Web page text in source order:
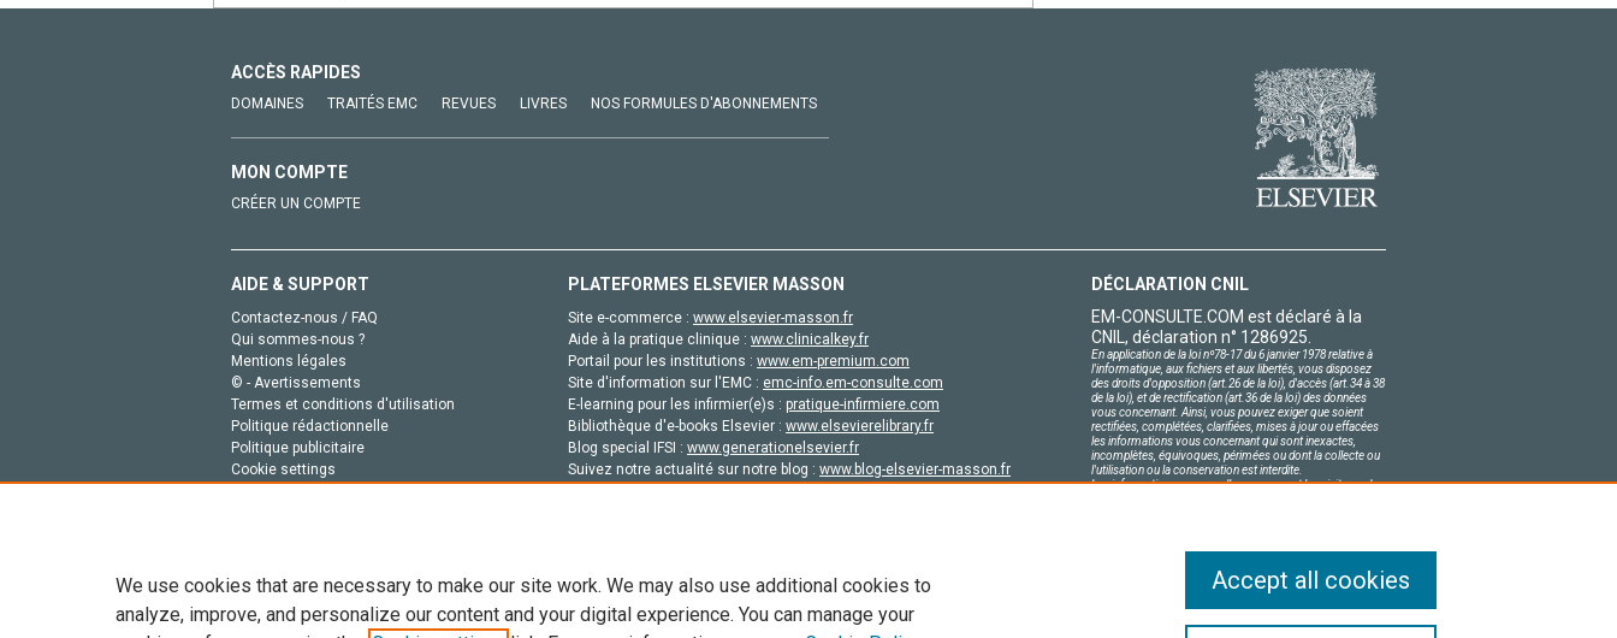
ACCÈS RAPIDES
DOMAINES TRAITÉS EMC REVUES LIVRES NOS FORMULES D'ABONNEMENTS
MON COMPTE
CRÉER UN COMPTE
AIDE & SUPPORT
Contactez-nous / FAQ
Qui sommes-nous ?
Mentions légales
© - Avertissements
Termes et conditions d'utilisation
Politique rédactionnelle
Politique publicitaire
Cookie settings
PLATEFORMES ELSEVIER MASSON
Site e-commerce : www.elsevier-masson.fr
Aide à la pratique clinique : www.clinicalkey.fr
Portail pour les institutions : www.em-premium.com
Site d'information sur l'EMC : emc-info.em-consulte.com
E-learning pour les infirmier(e)s : pratique-infirmiere.com
Bibliothèque d'e-books Elsevier : www.elsevierelibrary.fr
Blog special IFSI : www.generationelsevier.fr
Suivez notre actualité sur notre blog : www.blog-elsevier-masson.fr
DÉCLARATION CNIL
EM-CONSULTE.COM est déclaré à la
CNIL, déclaration n° 1286925.
En application de la loi nº78-17 du 6 janvier 1978 relative à
l'informatique, aux fichiers et aux libertés, vous disposez
des droits d'opposition (art.26 de la loi), d'accès (art.34 à 38
de la loi), et de rectification (art.36 de la loi) des données
vous concernant. Ainsi, vous pouvez exiger que soient
rectifiées, complétées, clarifiées, mises à jour ou effacées
les informations vous concernant qui sont inexactes,
incomplètes, équivoques, périmées ou dont la collecte ou
l'utilisation ou la conservation est interdite.
Les informations personnelles concernant les visiteurs de
We use cookies that are necessary to make our site work. We may also use additional cookies to
analyze, improve, and personalize our content and your digital experience. You can manage your
Accept all cookies